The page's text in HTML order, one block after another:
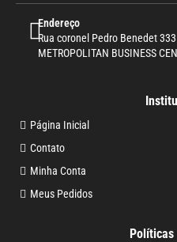
Endereço
Rua coronel Pedro Benedet
METROPOLITAN BUSINESS
Página Inicial
Contato
Minha Conta
Meus Pedidos
Políticas